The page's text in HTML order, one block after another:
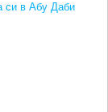
си в Абу Даби